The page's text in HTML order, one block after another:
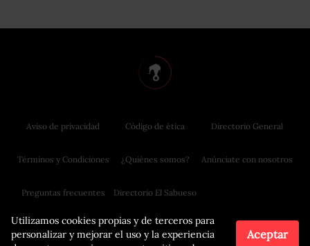
Utilizamos cookies propias y de terceros para
personalizar y mejorar el uso y la experiencia
Aceptar
Aviso de privacidad
Términos y Condiciones
Preguntas frecuentes
Código de ética
¿Quiénes somos?
Directorio El Sabueso
Directorio General
Anúnciate con nosotros